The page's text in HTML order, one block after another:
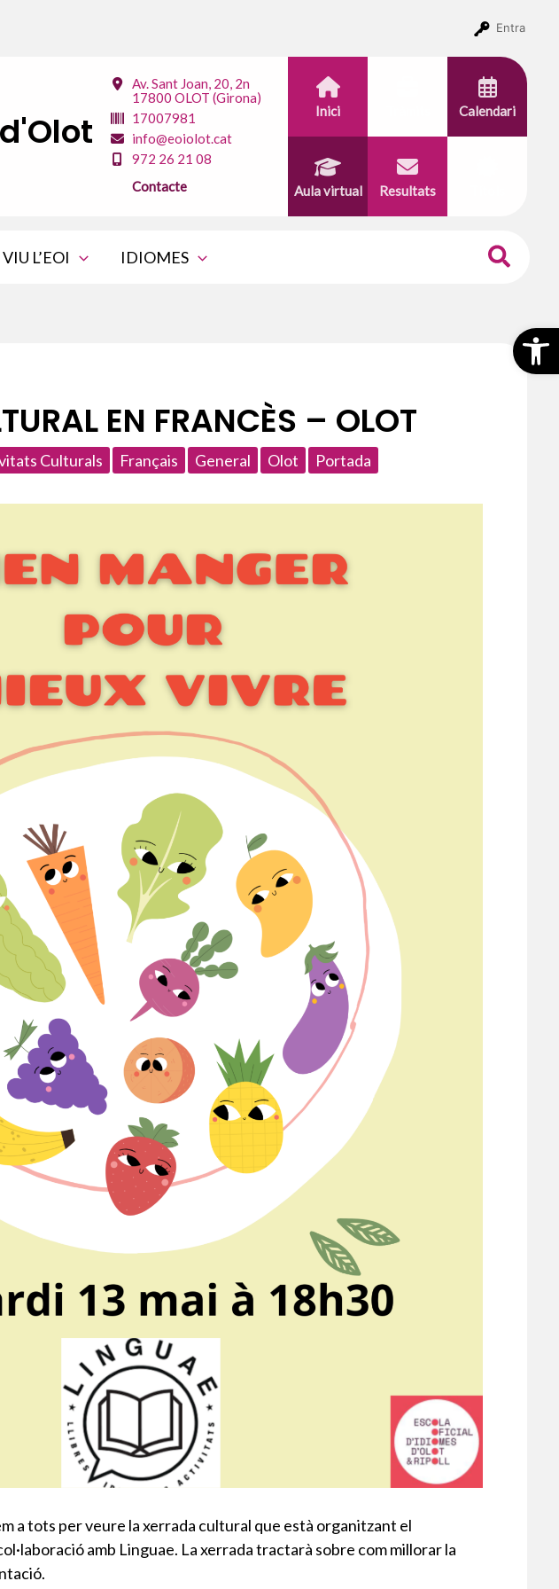
Entra
Av. Sant Joan, 20, 2n
17800 OLOT (Girona)
17007981
info@eoiolot.cat
972 26 21 08
Contacte
Inici Calendari
Aula virtual Resultats
VIU L’EOI IDIOMES
EN FRANCÈS – OLOT
Culturals Français General Olot Portada
a tots per veure la xerrada cultural que està organitzant el
amb Linguae. La xerrada tractarà sobre com millorar la